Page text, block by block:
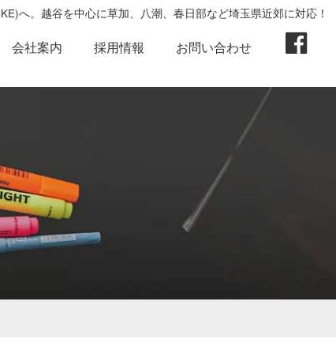
へ。越谷を中心に草加、八潮、春日部など埼玉県近郊に対応！
会社案内 採用情報 お問い合わせ